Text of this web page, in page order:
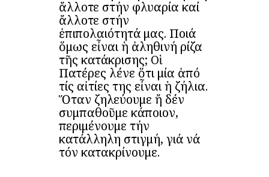
ἄλλοτε στήν φλυαρία καί
ἄλλοτε στήν
ἐπιπολαιότητά μας. Ποιά
ὅμως εἶναι ἡ ἀληθινή ρίζα
τῆς κατάκρισης; Οἱ
Πατέρες λένε ὅτι μία ἀπό
τίς αἰτίες της εἶναι ἡ ζήλια.
Ὅταν ζηλεύουμε ἤ δέν
συμπαθοῦμε κάποιον,
περιμένουμε τήν
κατάλληλη στιγμή, γιά νά
τόν κατακρίνουμε.